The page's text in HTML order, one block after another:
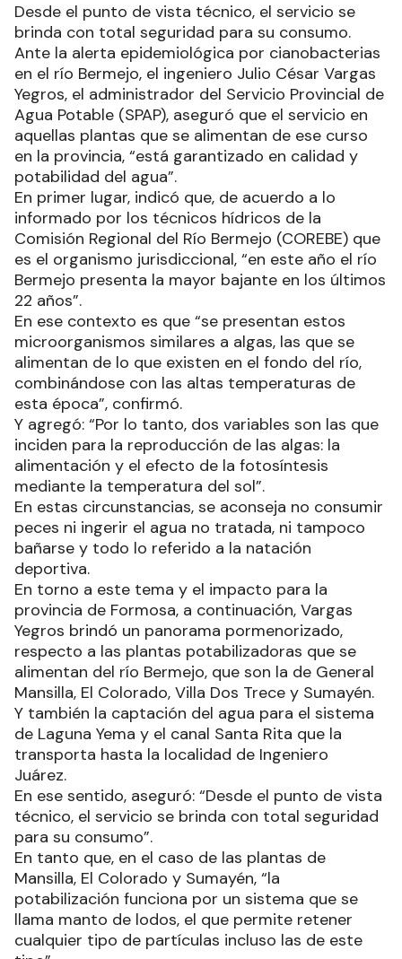
Desde el punto de vista técnico, el servicio se
brinda con total seguridad para su consumo.
Ante la alerta epidemiológica por cianobacterias
en el río Bermejo, el ingeniero Julio César Vargas
Yegros, el administrador del Servicio Provincial de
Agua Potable (SPAP), aseguró que el servicio en
aquellas plantas que se alimentan de ese curso
en la provincia, “está garantizado en calidad y
potabilidad del agua”.
En primer lugar, indicó que, de acuerdo a lo
informado por los técnicos hídricos de la
Comisión Regional del Río Bermejo (COREBE) que
es el organismo jurisdiccional, “en este año el río
Bermejo presenta la mayor bajante en los últimos
22 años”.
En ese contexto es que “se presentan estos
microorganismos similares a algas, las que se
alimentan de lo que existen en el fondo del río,
combinándose con las altas temperaturas de
esta época”, confirmó.
Y agregó: “Por lo tanto, dos variables son las que
inciden para la reproducción de las algas: la
alimentación y el efecto de la fotosíntesis
mediante la temperatura del sol”.
En estas circunstancias, se aconseja no consumir
peces ni ingerir el agua no tratada, ni tampoco
bañarse y todo lo referido a la natación
deportiva.
En torno a este tema y el impacto para la
provincia de Formosa, a continuación, Vargas
Yegros brindó un panorama pormenorizado,
respecto a las plantas potabilizadoras que se
alimentan del río Bermejo, que son la de General
Mansilla, El Colorado, Villa Dos Trece y Sumayén.
Y también la captación del agua para el sistema
de Laguna Yema y el canal Santa Rita que la
transporta hasta la localidad de Ingeniero
Juárez.
En ese sentido, aseguró: “Desde el punto de vista
técnico, el servicio se brinda con total seguridad
para su consumo”.
En tanto que, en el caso de las plantas de
Mansilla, El Colorado y Sumayén, “la
potabilización funciona por un sistema que se
llama manto de lodos, el que permite retener
cualquier tipo de partículas incluso las de este